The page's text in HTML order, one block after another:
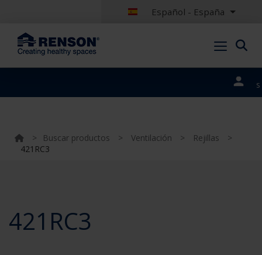
Español - España
portales
> Buscar productos > Ventilación > Rejillas
>
421RC3
421RC3